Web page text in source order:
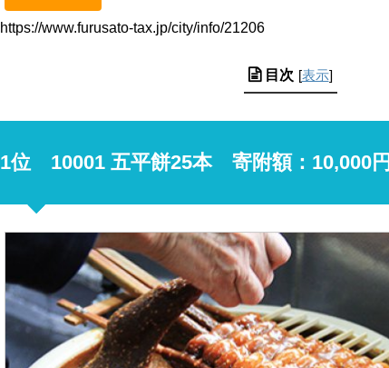
https://www.furusato-tax.jp/city/info/21206
目次 [表示]
1位 10001 五平餅25本 寄附額：10,000円